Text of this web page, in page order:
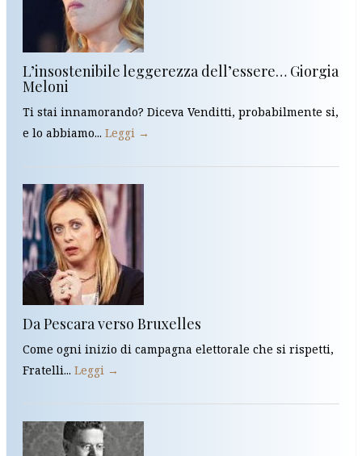
L’insostenibile leggerezza dell’essere… Giorgia
Meloni
Ti stai innamorando? Diceva Venditti, probabilmente si,
e lo abbiamo... Leggi →
Da Pescara verso Bruxelles
Come ogni inizio di campagna elettorale che si rispetti,
Fratelli... Leggi →